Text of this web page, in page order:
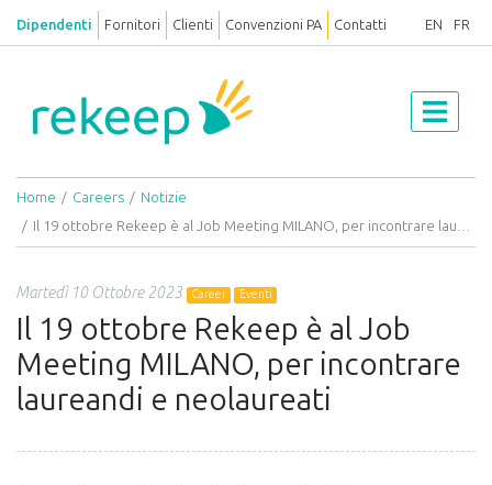
Dipendenti Fornitori Clienti Convenzioni PA Contatti EN FR
Home Careers
Notizie
Il 19 ottobre Rekeep è al Job Meeting MILANO, per incontrare laureandi e neolaureati
Martedì 10 Ottobre 2023 Career Eventi
Il 19 ottobre Rekeep è al Job
Meeting MILANO, per incontrare
laureandi e neolaureati